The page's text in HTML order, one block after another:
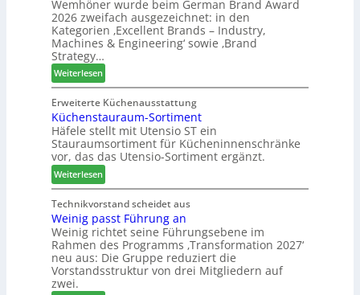
r
t
s
i
c
h
t
e
l
l
e
n
a
u
s
u
r
H
a
u
s
m
e
s
s
e
e
l
l
o
-
F
r
ä
s
e
r
u
n
d
-
V
e
r
b
i
Wemhöner wurde beim German Brand Award
2026 zweifach ausgezeichnet: in den
Kategorien ‚Excellent Brands – Industry,
Machines & Engineering‘ sowie ‚Brand
Strategy…
Weiterlesen:
Z
w
e
i
P
r
e
i
s
e
f
ü
r
W
e
Erweiterte Küchenausstattung
Küchenstauraum-Sortiment
Häfele stellt mit Utensio ST ein
Stauraumsortiment für Kücheninnenschränke
vor, das das Utensio-Sortiment ergänzt.
Weiterlesen:
K
ü
c
h
e
n
s
t
Technikvorstand scheidet aus
Weinig passt Führung an
Weinig richtet seine Führungsebene im
Rahmen des Programms ‚Transformation 2027‘
neu aus: Die Gruppe reduziert die
Vorstandsstruktur von drei Mitgliedern auf
zwei.